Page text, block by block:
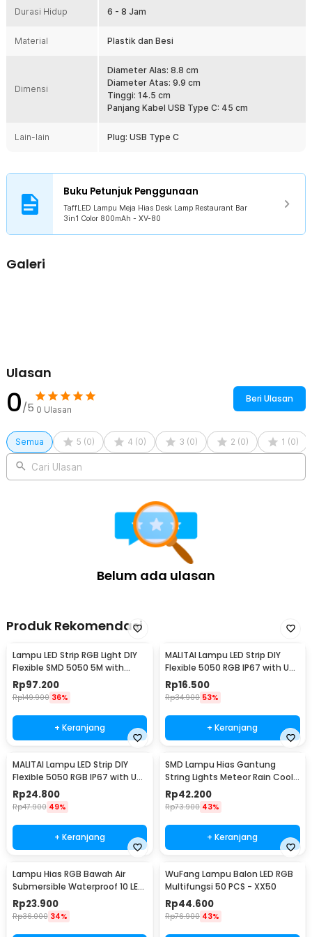
Selain untuk restoran dan bar, lampu ini juga ideal untuk ruang kerja,
suasana nyaman untuk berbagai aktivitas. Dengan fleksibilitas
Penggunaan Praktis dan Fleksibel
Lampu ini mudah dioperasikan dengan satu sentuhan untuk
mengganti mode cahaya. Tanpa kabel yang mengganggu, lampu
dapat ditempatkan di mana saja sesuai kebutuhan, sehingga cocok
Rincian yang Anda dapatkan untuk pembelian produk ini:
1 x TaffLED Lampu Meja Hias Desk Lamp Restaurant Bar 3in1
Color 800mAh - XV-80
1 x Kabel USB Type C
1 x Panduan Penggunaan
Durasi Hidup 6 - 8 Jam
Material Plastik dan Besi
Dimensi
Diameter Alas: 8.8 cm
Diameter Atas: 9.9 cm
Tinggi: 14.5 cm
Panjang Kabel USB Type C: 45 cm
Lain-lain Plug: USB Type C
Buku Petunjuk Penggunaan
TaffLED Lampu Meja Hias Desk Lamp Restaurant Bar
3in1 Color 800mAh - XV-80
Galeri
Ulasan
0/5 0 Ulasan
Beri Ulasan
Semua 5 (0) 4 (0) 3 (0) 2 (0) 1 (0)
Cari Ulasan
Belum ada ulasan
Produk Rekomendasi
Lampu LED Strip RGB Light DIY
Flexible SMD 5050 5M with
Remote
Rp97.200
Rp149.900 36%
+ Keranjang
MALITAI Lampu LED Strip DIY
Flexible 5050 RGB IP67 with USB
Controller 1M - SMD2835
Rp16.500
Rp34.900 53%
+ Keranjang
MALITAI Lampu LED Strip DIY
Flexible 5050 RGB IP67 with USB
Controller 2M - SMD2835
Rp24.800
Rp47.900 49%
+ Keranjang
SMD Lampu Hias Gantung
String Lights Meteor Rain Cool
White 30cm 8 PCS
Rp42.200
Rp73.900 43%
+ Keranjang
Lampu Hias RGB Bawah Air
Submersible Waterproof 10 LED
with Remote - 13017
Rp23.900
Rp36.000 34%
WuFang Lampu Balon LED RGB
Multifungsi 50 PCS - XX50
Rp44.600
Rp76.900 43%